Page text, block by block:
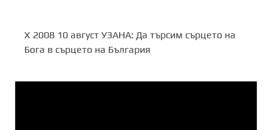
X 2008 10 август УЗАНА: Да търсим сърцето на
Бога в сърцето на България